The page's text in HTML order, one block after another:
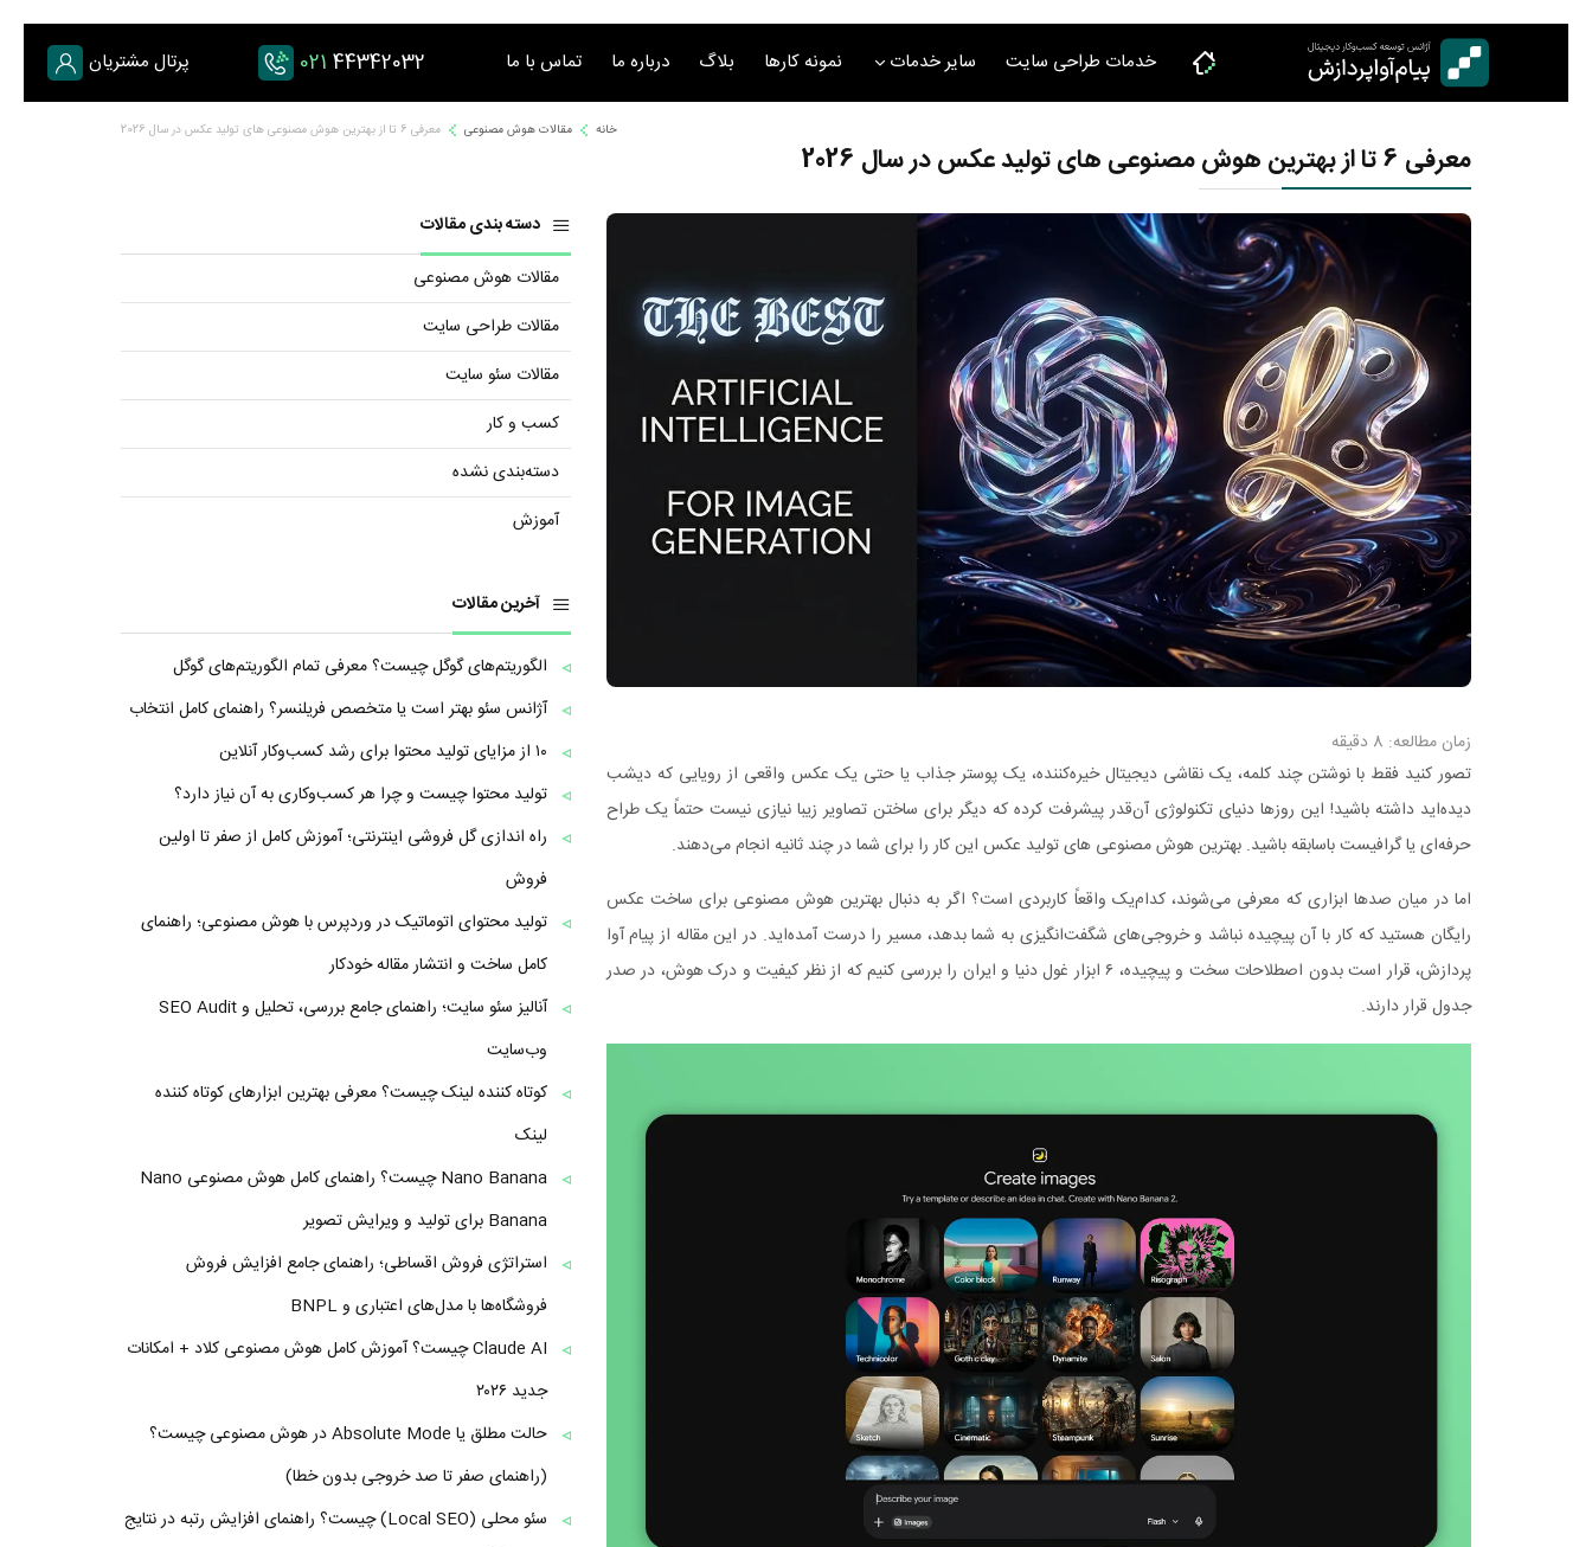
Skip
خدمات طراحی سایت سایر خدمات نمونه کارها بلاگ درباره ما تماس با ما 021 44342032 پرتال مشتریان
خانه مقالات هوش مصنوعی معرفی 6 تا از بهترین هوش مصنوعی های تولید عکس در سال 2026
معرفی 6 تا از بهترین هوش مصنوعی های تولید عکس در سال 2026
زمان مطالعه: 8 دقیقه
تصور کنید فقط با نوشتن چند کلمه، یک نقاشی دیجیتال خیره‌کننده، یک پوستر جذاب یا حتی یک عکس واقعی از رویایی که دیشب
دیده‌اید داشته باشید! این روزها دنیای تکنولوژی آن‌قدر پیشرفت کرده که دیگر برای ساختن تصاویر زیبا نیازی نیست حتماً یک طراح
حرفه‌ای یا گرافیست باسابقه باشید. بهترین هوش مصنوعی های تولید عکس این کار را برای شما در چند ثانیه انجام می‌دهند.
اما در میان صدها ابزاری که معرفی می‌شوند، کدام‌یک واقعاً کاربردی است؟ اگر به دنبال بهترین هوش مصنوعی برای ساخت عکس
رایگان هستید که کار با آن پیچیده نباشد و خروجی‌های شگفت‌انگیزی به شما بدهد، مسیر را درست آمده‌اید. در این مقاله از پیام آوا
پردازش، قرار است بدون اصطلاحات سخت و پیچیده، ۶ ابزار غول دنیا و ایران را بررسی کنیم که از نظر کیفیت و درک هوش، در صدر
جدول قرار دارند.
دسته بندی مقالات
مقالات هوش مصنوعی
مقالات طراحی سایت
مقالات سئو سایت
کسب و کار
دسته‌بندی نشده
آموزش
آخرین مقالات
الگوریتم‌های گوگل چیست؟ معرفی تمام الگوریتم‌های گوگل
آژانس سئو بهتر است یا متخصص فریلنسر؟ راهنمای کامل انتخاب
۱۰ از مزایای تولید محتوا برای رشد کسب‌وکار آنلاین
تولید محتوا چیست و چرا هر کسب‌وکاری به آن نیاز دارد؟
راه اندازی گل فروشی اینترنتی؛ آموزش کامل از صفر تا اولین
فروش
تولید محتوای اتوماتیک در وردپرس با هوش مصنوعی؛ راهنمای
کامل ساخت و انتشار مقاله خودکار
آنالیز سئو سایت؛ راهنمای جامع بررسی، تحلیل و SEO Audit
وب‌سایت
کوتاه کننده لینک چیست؟ معرفی بهترین ابزارهای کوتاه کننده
لینک
Nano Banana چیست؟ راهنمای کامل هوش مصنوعی Nano
Banana برای تولید و ویرایش تصویر
استراتژی فروش اقساطی؛ راهنمای جامع افزایش فروش
فروشگاه‌ها با مدل‌های اعتباری و BNPL
Claude AI چیست؟ آموزش کامل هوش مصنوعی کلاد + امکانات
جدید ۲۰۲۶
حالت مطلق یا Absolute Mode در هوش مصنوعی چیست؟
(راهنمای صفر تا صد خروجی بدون خطا)
سئو محلی (Local SEO) چیست؟ راهنمای افزایش رتبه در نتایج